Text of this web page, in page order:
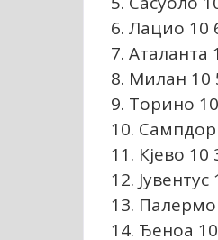
6. Лацио 10
7. Аталанта
8. Милан 10
9. Торино
10.
11. Кјево 10
12.
13. Палермо
14. Ђеноа